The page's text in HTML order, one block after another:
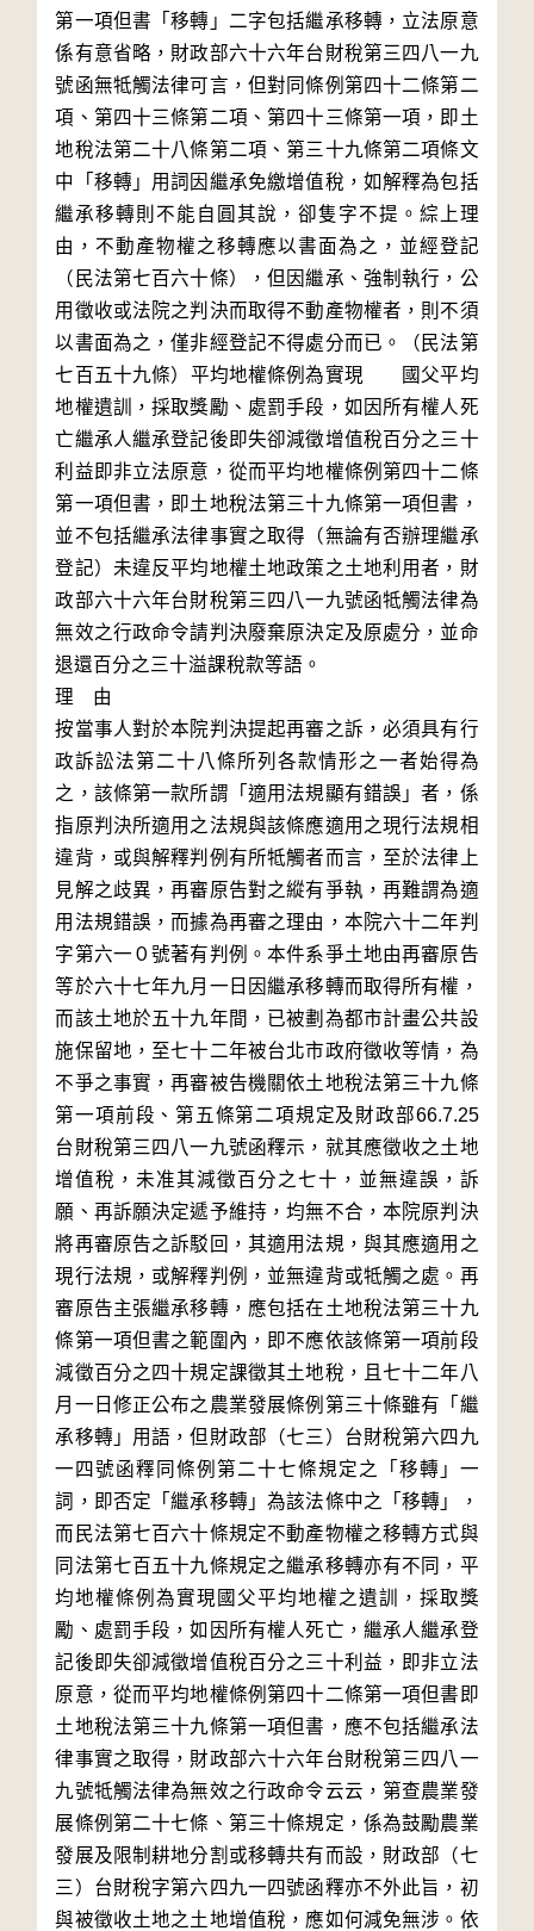
第一項但書「移轉」二字包括繼承移轉，立法原意
係有意省略，財政部六十六年台財稅第三四八一九
號函無牴觸法律可言，但對同條例第四十二條第二
項、第四十三條第二項、第四十三條第一項，即土
地稅法第二十八條第二項、第三十九條第二項條文
中「移轉」用詞因繼承免繳增值稅，如解釋為包括
繼承移轉則不能自圓其說，卻隻字不提。綜上理
由，不動產物權之移轉應以書面為之，並經登記
（民法第七百六十條），但因繼承、強制執行，公
用徵收或法院之判決而取得不動產物權者，則不須
以書面為之，僅非經登記不得處分而已。（民法第
七百五十九條）平均地權條例為實現	國父平均
地權遺訓，採取獎勵、處罰手段，如因所有權人死
亡繼承人繼承登記後即失卻減徵增值稅百分之三十
利益即非立法原意，從而平均地權條例第四十二條
第一項但書，即土地稅法第三十九條第一項但書，
並不包括繼承法律事實之取得（無論有否辦理繼承
登記）未違反平均地權土地政策之土地利用者，財
政部六十六年台財稅第三四八一九號函牴觸法律為
無效之行政命令請判決廢棄原決定及原處分，並命
退還百分之三十溢課稅款等語。
理	由
按當事人對於本院判決提起再審之訴，必須具有行
政訴訟法第二十八條所列各款情形之一者始得為
之，該條第一款所謂「適用法規顯有錯誤」者，係
指原判決所適用之法規與該條應適用之現行法規相
違背，或與解釋判例有所牴觸者而言，至於法律上
見解之歧異，再審原告對之縱有爭執，再難謂為適
用法規錯誤，而據為再審之理由，本院六十二年判
字第六一０號著有判例。本件系爭土地由再審原告
等於六十七年九月一日因繼承移轉而取得所有權，
而該土地於五十九年間，已被劃為都市計畫公共設
施保留地，至七十二年被台北市政府徵收等情，為
不爭之事實，再審被告機關依土地稅法第三十九條
第一項前段、第五條第二項規定及財政部66.7.25
台財稅第三四八一九號函釋示，就其應徵收之土地
增值稅，未准其減徵百分之七十，並無違誤，訴
願、再訴願決定遞予維持，均無不合，本院原判決
將再審原告之訴駁回，其適用法規，與其應適用之
現行法規，或解釋判例，並無違背或牴觸之處。再
審原告主張繼承移轉，應包括在土地稅法第三十九
條第一項但書之範圍內，即不應依該條第一項前段
減徵百分之四十規定課徵其土地稅，且七十二年八
月一日修正公布之農業發展條例第三十條雖有「繼
承移轉」用語，但財政部（七三）台財稅第六四九
一四號函釋同條例第二十七條規定之「移轉」一
詞，即否定「繼承移轉」為該法條中之「移轉」，
而民法第七百六十條規定不動產物權之移轉方式與
同法第七百五十九條規定之繼承移轉亦有不同，平
均地權條例為實現國父平均地權之遺訓，採取獎
勵、處罰手段，如因所有權人死亡，繼承人繼承登
記後即失卻減徵增值稅百分之三十利益，即非立法
原意，從而平均地權條例第四十二條第一項但書即
土地稅法第三十九條第一項但書，應不包括繼承法
律事實之取得，財政部六十六年台財稅第三四八一
九號牴觸法律為無效之行政命令云云，第查農業發
展條例第二十七條、第三十條規定，係為鼓勵農業
發展及限制耕地分割或移轉共有而設，財政部（七
三）台財稅字第六四九一四號函釋亦不外此旨，初
與被徵收土地之土地增值稅，應如何減免無涉。依